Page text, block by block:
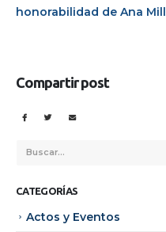
honorabilidad de Ana
Compartir post
CATEGORÍAS
Actos y Eventos